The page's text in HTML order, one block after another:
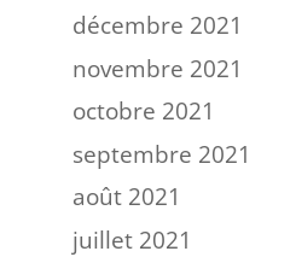
décembre 2021
novembre 2021
octobre 2021
septembre 2021
août 2021
juillet 2021